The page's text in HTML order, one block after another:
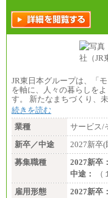
訪日事業
給
※詳細は
■(株)JTB
総合職
エリア総
■(株)JTB
総合職 月
■I&Jデジ
総合職 月
※詳細は
＜有期社
■(株)JTB
有期契約
※詳細は
JR東日本グループは、「
を軸に、人々の暮らしを
す。 新たなまちづくり、
続きを読む
業種
サービス/
新卒／中途
2027新卒(
募集職種
2027新卒：
中途：
雇用形態
2027新卒：